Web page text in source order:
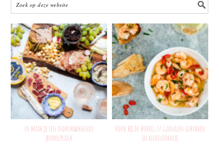
Zo maak je een indrukwekkende
borrelplank
Voor bij de borrel // Garnalen gebakken
in knoflookolie